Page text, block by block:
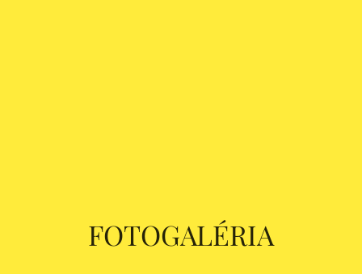
FOTOGALÉRIA